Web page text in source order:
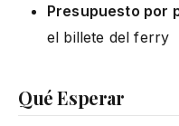
Presupuesto por
el billete del ferry
Qué Esperar